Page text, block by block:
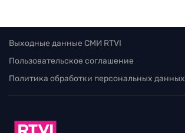
Выходные данные СМИ RTVI
Пользовательское соглашение
Политика обработки персональных данных